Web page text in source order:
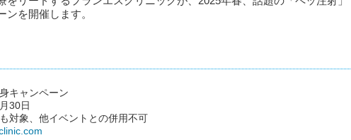
ンを開催します。
キャンペーン
30日
対象、他イベントとの併用不可